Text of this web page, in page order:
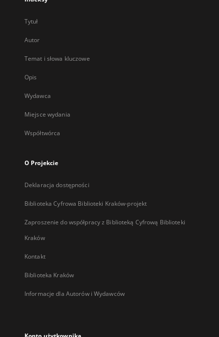
Tytuł
Autor
Temat i słowa kluczowe
Opis
Wydawca
Miejsce wydania
Współtwórca
O Projekcie
Deklaracja dostępności
Biblioteka Cyfrowa Biblioteki Kraków-projekt
Zaproszenie do współpracy z Biblioteką Cyfrową Biblioteki
Kraków
Kontakt
Biblioteka Kraków
Informacje dla Autorów i Wydawców